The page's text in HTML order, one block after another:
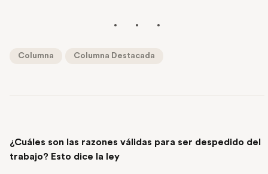
Columna Columna Destacada
¿Cuáles son las razones válidas para ser despedido del
trabajo? Esto dice la ley